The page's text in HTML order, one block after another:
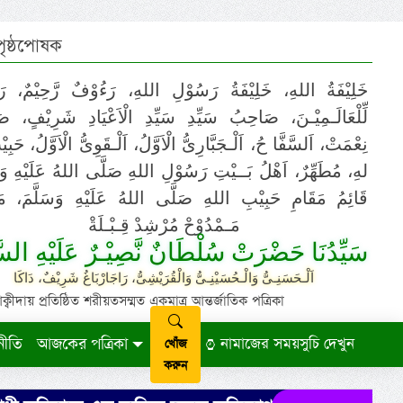
خَلِيْفَةُ اللهِ، خَلِيْفَةُ رَسُوْلِ اللهِ، رَءُوْفٌ رَّحِيْمٌ،
لِّلْعَالَـمِيْـنَ، صَاحِبُ سَيِّدِ سَيِّدِ الْاَعْيَادِ شَرِيْفٍ،
نِعْمَتْ، اَلسَّفَّا حُ، اَلْـجَبَّارِىُّ الْاَوَّلُ، اَلْـقَوِىُّ الْاَوَّلُ،
لهِ، مُطَهِّرٌ، اَهْلُ بَــيْتِ رَسُوْلِ اللهِ صَلَّى اللهُ عَلَيْهِ
قَائِمُ مَقَامِ حَبِيْبِ اللهِ صَلَّى اللهُ عَلَيْهِ وَسَلَّمَ،
مَـمْدُوْحْ مُرْشِدْ قِـبْـلَةْ
سَيِّدُنَا حَضْرَتْ سُلْطَانٌ نَّصِيْـرٌ عَلَيْهِ
اَلْـحَسَنِـىُّ وَالْـحُسَيْنِـىُّ وَالْقُرَيْشِىُّ، رَاجَارْبَاغُ شَرِيْفٌ، دَاكَا
প্রতিষ্ঠিত শরীয়তসম্মত একমাত্র আন্তর্জাতিক পত্রিকা
আজকের পত্রিকা
খোঁজ
করুন
নামাজের সময়সুচি দেখুন